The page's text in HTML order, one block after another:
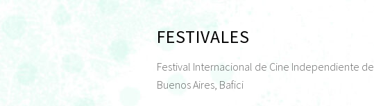
FESTIVALES
Festival Internacional de Cine Independiente de
Buenos Aires, Bafici